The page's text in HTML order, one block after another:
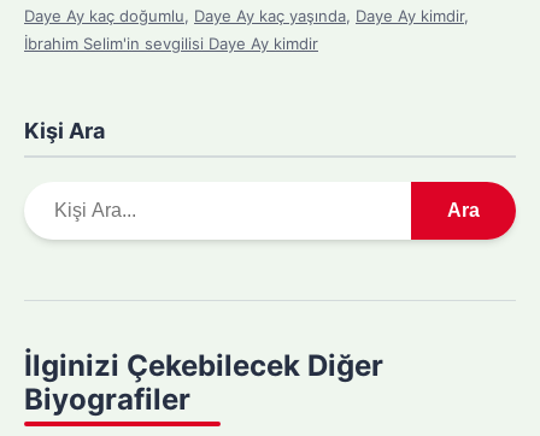
Daye Ay kaç doğumlu, Daye Ay kaç yaşında, Daye Ay kimdir,
İbrahim Selim'in sevgilisi Daye Ay kimdir
Kişi Ara
r
y
a
p
Ara
İlginizi Çekebilecek Diğer
Biyografiler